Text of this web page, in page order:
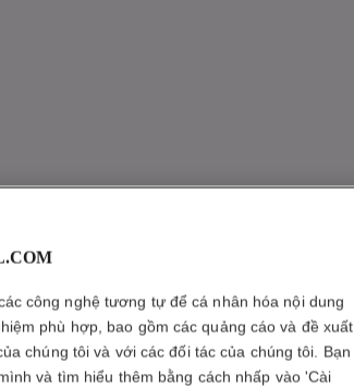
công nghệ tương tự để cá nhân hóa nội dung
phù hợp, bao gồm các quảng cáo và đề xuất
chúng tôi và với các đối tác của chúng tôi. Bạn
và tìm hiểu thêm bằng cách nhấp vào 'Cài